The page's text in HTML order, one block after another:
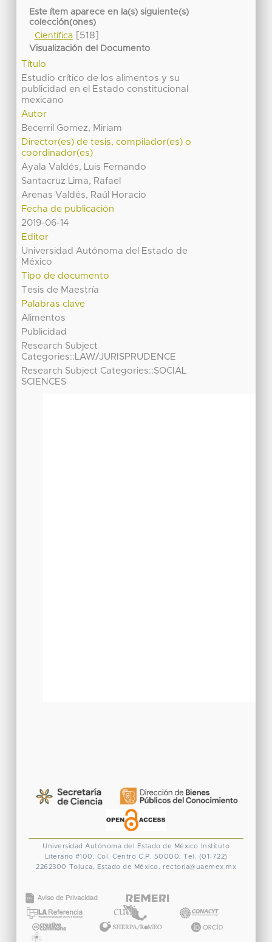
Este ítem aparece en la(s) siguiente(s)
colección(ones)
Científica[518]
Visualización del Documento
Título
Estudio crítico de los alimentos y su
publicidad en el Estado constitucional
mexicano
Autor
Becerril Gomez, Miriam
Director(es) de tesis, compilador(es) o
coordinador(es)
Ayala Valdés, Luis Fernando
Santacruz Lima, Rafael
Arenas Valdés, Raúl Horacio
Fecha de publicación
2019-06-14
Editor
Universidad Autónoma del Estado de
México
Tipo de documento
Tesis de Maestría
Palabras clave
Alimentos
Publicidad
Research Subject
Categories::LAW/JURISPRUDENCE
Research Subject Categories::SOCIAL
SCIENCES
Universidad Autónoma del Estado de México
Instituto
Literario #100. Col. Centro C.P. 50000. Tel. (01-722)
2262300 Toluca, Estado de México. rectoria@uaemex.mx